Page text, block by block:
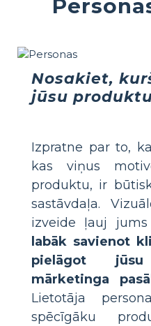
Nosakiet,
jūsu
Izpratne par to,
kas viņus
produktu, ir
sastāvdaļa.
izveide ļauj
labāk savienot
pielāgot
mārketinga
Lietotāja
spēcīgāku